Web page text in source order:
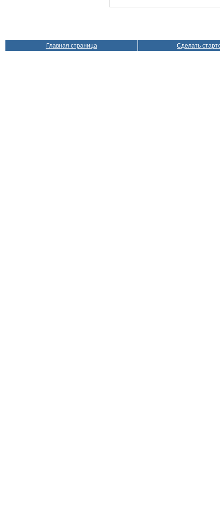
Главная страница Сделать